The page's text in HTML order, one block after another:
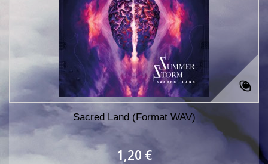
Sacred Land (Format WAV)
1,20 €